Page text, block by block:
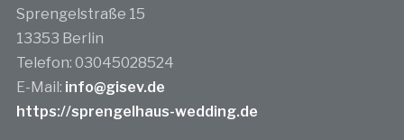
Sprengelstraße 15
13353 Berlin
Telefon: 03045028524
E-Mail: info@gisev.de
https://sprengelhaus-wedding.de